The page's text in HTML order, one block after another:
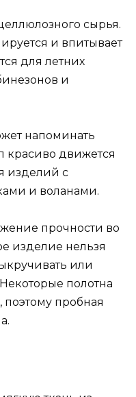
сырья.
и впитывает
для летних
и
напоминать
красиво движется
изделий с
и воланами.
прочности во
изделие нельзя
или
полотна
поэтому пробная